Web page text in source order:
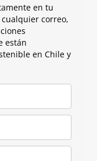
en tu
correo,
están
en Chile y